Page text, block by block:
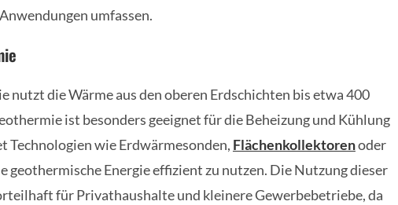
umfassen.
nutzt die Wärme aus den oberen Erdschichten bis etwa 400
ist besonders geeignet für die Beheizung und Kühlung
Technologien wie Erdwärmesonden, Flächenkollektorenoder
geothermische Energie effizient zu nutzen. Die Nutzung dieser
für Privathaushalte und kleinere Gewerbebetriebe, da